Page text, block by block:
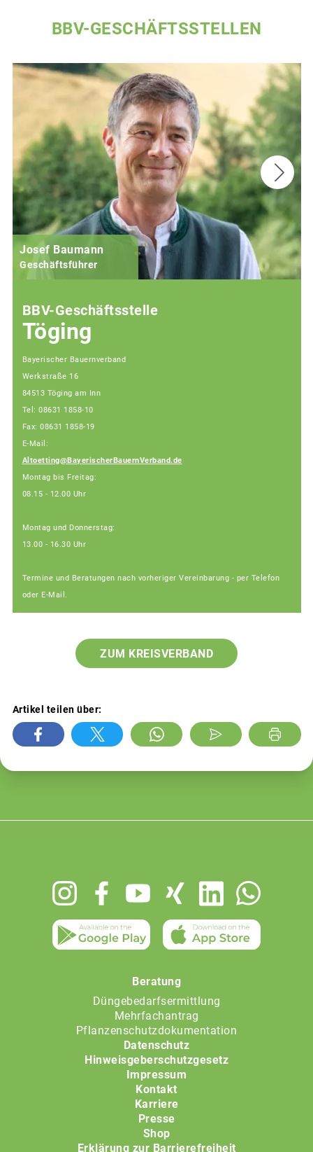
BBV-GESCHÄFTSSTELLEN
Josef Baumann
Geschäftsführer
BBV-Geschäftsstelle
Töging
Bayerischer Bauernverband
Werkstraße 16
84513 Töging am Inn
Tel: 08631 1858-10
Fax: 08631 1858-19
E-Mail:
Altoetting@BayerischerBauernVerband.de
Montag bis Freitag:
08.15 - 12.00 Uhr
Montag und Donnerstag:
13.00 - 16.30 Uhr
Termine und Beratungen nach vorheriger Vereinbarung - per Telefon
oder E-Mail.
ZUM KREISVERBAND
Artikel teilen über:
Beratung
Düngebedarfsermittlung
Mehrfachantrag
Pflanzenschutzdokumentation
Datenschutz
Hinweisgeberschutzgesetz
Impressum
Kontakt
Karriere
Presse
Shop
Erklärung zur Barrierefreiheit